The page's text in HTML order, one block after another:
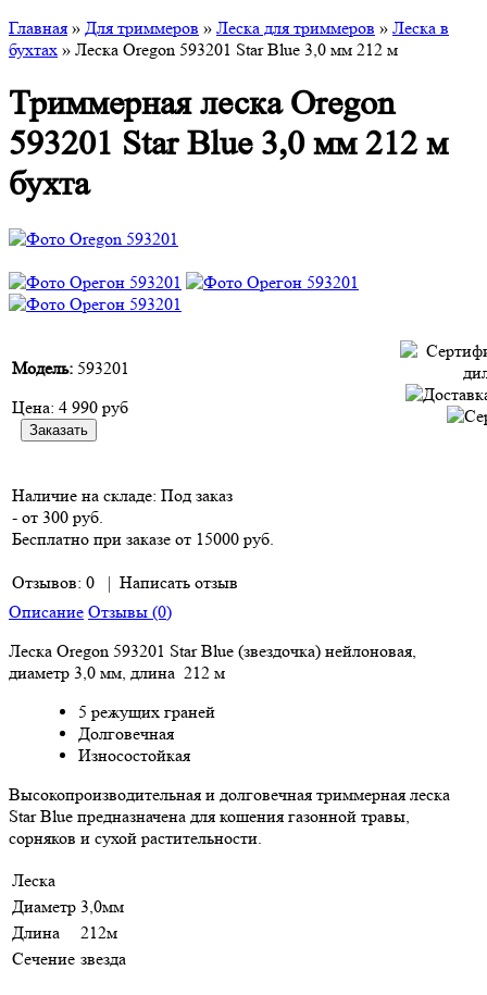
Главная » Для триммеров » Леска для триммеров » Леска в
бухтах » Леска Oregon 593201 Star Blue 3,0 мм 212 м
Триммерная леска Oregon
593201 Star Blue 3,0 мм 212 м
бухта
Модель: 593201
Цена: 4 990 руб
Наличие на складе: Под заказ
- от 300 руб.
Бесплатно при заказе от 15000 руб.
Отзывов: 0 | Написать отзыв
Описание Отзывы (0)
Леска Oregon 593201 Star Blue (звездочка) нейлоновая,
диаметр 3,0 мм, длина 212 м
5 режущих граней
Долговечная
Износостойкая
Высокопроизводительная и долговечная триммерная леска
Star Blue предназначена для кошения газонной травы,
сорняков и сухой растительности.
Леска
Диаметр 3,0мм
Длина
212м
Сечение звезда